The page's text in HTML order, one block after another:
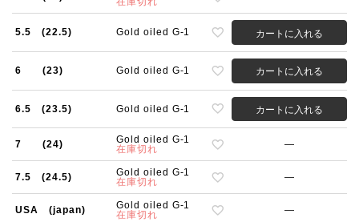
5.5 (22.5) Gold oiled G-1 カートに入れる
6 (23) Gold oiled G-1 カートに入れる
6.5 (23.5) Gold oiled G-1 カートに入れる
7 (24)
Gold oiled G-1
在庫切れ
—
7.5 (24.5)
Gold oiled G-1
在庫切れ
—
USA (japan)
Gold oiled G-1
在庫切れ
—